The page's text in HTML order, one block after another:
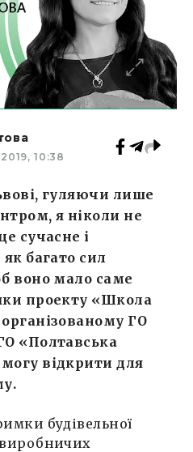
10:38
гуляючи лише
я ніколи не
сучасне і
багато сил
воно мало саме
проекту «Школа
ГО
«Полтавська
відкрити для
будівельної